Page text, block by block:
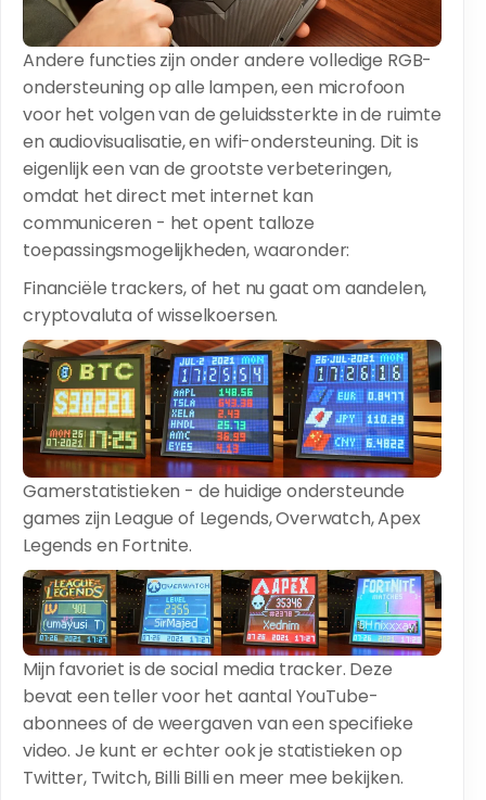
Andere functies zijn onder andere volledige RGB-
ondersteuning op alle lampen, een microfoon
voor het volgen van de geluidssterkte in de ruimte
en audiovisualisatie, en wifi-ondersteuning. Dit is
eigenlijk een van de grootste verbeteringen,
omdat het direct met internet kan
communiceren - het opent talloze
toepassingsmogelijkheden, waaronder:
Financiële trackers, of het nu gaat om aandelen,
cryptovaluta of wisselkoersen.
Gamerstatistieken - de huidige ondersteunde
games zijn League of Legends, Overwatch, Apex
Legends en Fortnite.
Mijn favoriet is de social media tracker. Deze
bevat een teller voor het aantal YouTube-
abonnees of de weergaven van een specifieke
video. Je kunt er echter ook je statistieken op
Twitter, Twitch, Billi Billi en meer mee bekijken.